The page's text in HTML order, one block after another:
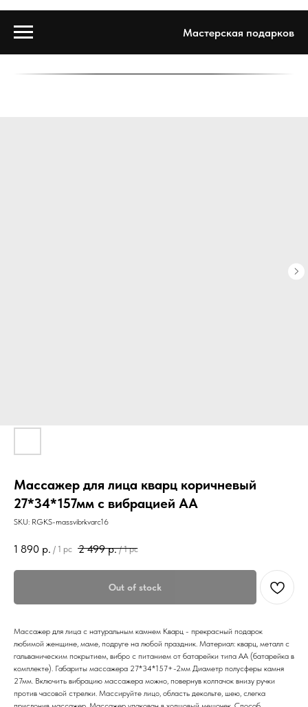
Мастерская подарков
Массажер для лица кварц коричневый
27*34*157мм с вибрацией АА
SKU: RGKS-massvibrkvarc16
1 890 р. / 1 pc 2 499 р. / 1 pc
Out of stock
Массажер для лица с натуральным камнем Кварц - прекрасный подарок
любимой женщине, маме, подруге на любой праздник. Материал: кварц, металл с
гальваническим покрытием, вибро с питанием от батарейки типа АА (батарейка в
комплекте). Габариты массажера 27*34*157+-2мм Диаметр полусферы камня
27мм. Включить вибрацию массажера можно, повернув колпачок внизу ручки
против часовой стрелки. Массируйте лицо, область декольте, шею, слегка